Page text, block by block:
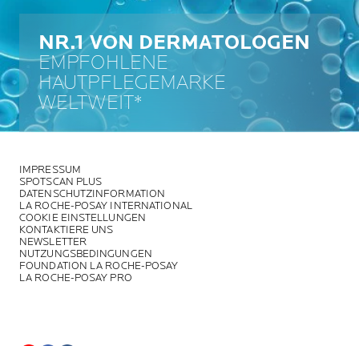
NR.1 VON DERMATOLOGEN
EMPFOHLENE
HAUTPFLEGEMARKE
WELTWEIT*
IMPRESSUM
SPOTSCAN PLUS
DATENSCHUTZINFORMATION
LA ROCHE-POSAY INTERNATIONAL
COOKIE EINSTELLUNGEN
KONTAKTIERE UNS
NEWSLETTER
NUTZUNGSBEDINGUNGEN
FOUNDATION LA ROCHE-POSAY
LA ROCHE-POSAY PRO